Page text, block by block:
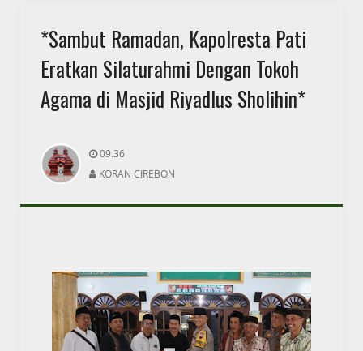
*Sambut Ramadan, Kapolresta Pati
Eratkan Silaturahmi Dengan Tokoh
Agama di Masjid Riyadlus Sholihin*
09.36
KORAN CIREBON